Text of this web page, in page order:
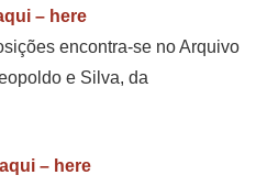
– here
encontra-se no Arquivo
e Silva, da
aqui – here